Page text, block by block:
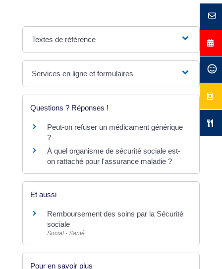
Textes de référence
Services en ligne et formulaires
Questions ? Réponses !
Peut-on refuser un médicament générique
?
À quel organisme de sécurité sociale est-
on rattaché pour l'assurance maladie ?
Et aussi
Remboursement des soins par la Sécurité
sociale
Social - Santé
Pour en savoir plus